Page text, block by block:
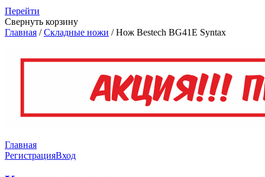
Перейти
Свернуть корзину
Главная /Складные ножи /Нож Bestech BG41E Syntax
Главная
РегистрацияВход